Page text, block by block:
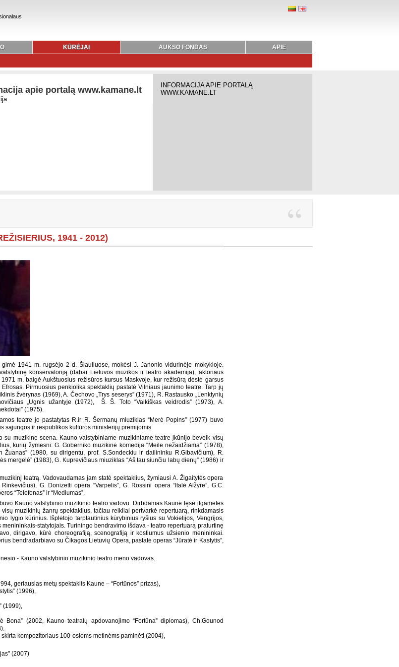
KŪRĖJAI AUKSO FONDAS
APIE
apie portalą www.kamane.lt
INFORMACIJA APIE PORTALĄ
WWW.KAMANE.LT
1941 - 2012)
gimė 1941 m. rugsėjo 2 d. Šiauliuose, mokėsi J. Janonio vidurinėje mokykloje.
konservatoriją (dabar Lietuvos muzikos ir teatro akademija), aktoriaus
m. baigė Aukštuosius režisūros kursus Maskvoje, kur režisūrą dėstė garsus
Pirmuosius penkiolika spektaklių pastatė Vilniaus jaunimo teatre. Tarp jų
žvėrynas (1969), A. Čechovo „Trys seserys” (1971), R. Rastausko „Lenktynių
„Ugnis užantyje (1972), Š. Š. Toto “Vaikiškas veidrodis” (1973), A.
(1975).
teatre jo pastatytas R.ir R. Šermanų miuziklas “Merė Popins” (1977) buvo
sąjungos ir respublikos kultūros ministerijų premijomis.
su muzikine scena. Kauno valstybiniame muzikiniame teatre įkūnijo beveik visų
kurių žymesni: G. Goberniko muzikinė komedija “Meile nežaidžiama” (1978),
Žuanas” (1980, su dirigentu, prof. S.Sondeckiu ir dailininku R.Gibavičium), R.
mergelė” (1983), G. Kuprevičiaus miuziklas “Aš tau siunčiu labų dienų” (1986) ir
teatrą. Vadovaudamas jam statė spektaklius, žymiausi A. Žigaitytės opera
Rinkevičius), G. Donizetti opera “Varpelis”, G. Rossini opera “Italė Alžyre”, G.C.
“Telefonas” ir “Mediumas”.
Kauno valstybinio muzikinio teatro vadovu. Dirbdamas Kaune tęsė ilgametes
muzikinių žanrų spektaklius, tačiau reikliai pertvarkė repertuarą, rinkdamasis
lygio kūrinius. Išplėtojo tarptautinius kūrybinius ryšius su Vokietijos, Vengrijos,
menininkais-statytojais. Turiningo bendravimo išdava - teatro repertuarą praturtinę
dirigavo, kūrė choreografiją, scenografiją ir kostiumus užsienio menininkai.
bendradarbiavo su Čikagos Lietuvių Opera, pastatė operas “Jūratė ir Kastytis”,
- Kauno valstybinio muzikinio teatro meno vadovas.
geriausias metų spektaklis Kaune – “Fortūnos” prizas),
(1996),
(1999),
Bona” (2002, Kauno teatralų apdovanojimo “Fortūna” diplomas), Ch.Gounod
kompozitoriaus 100-osioms metinėms paminėti (2004),
(2007)